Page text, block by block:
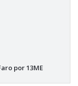
por 13ME